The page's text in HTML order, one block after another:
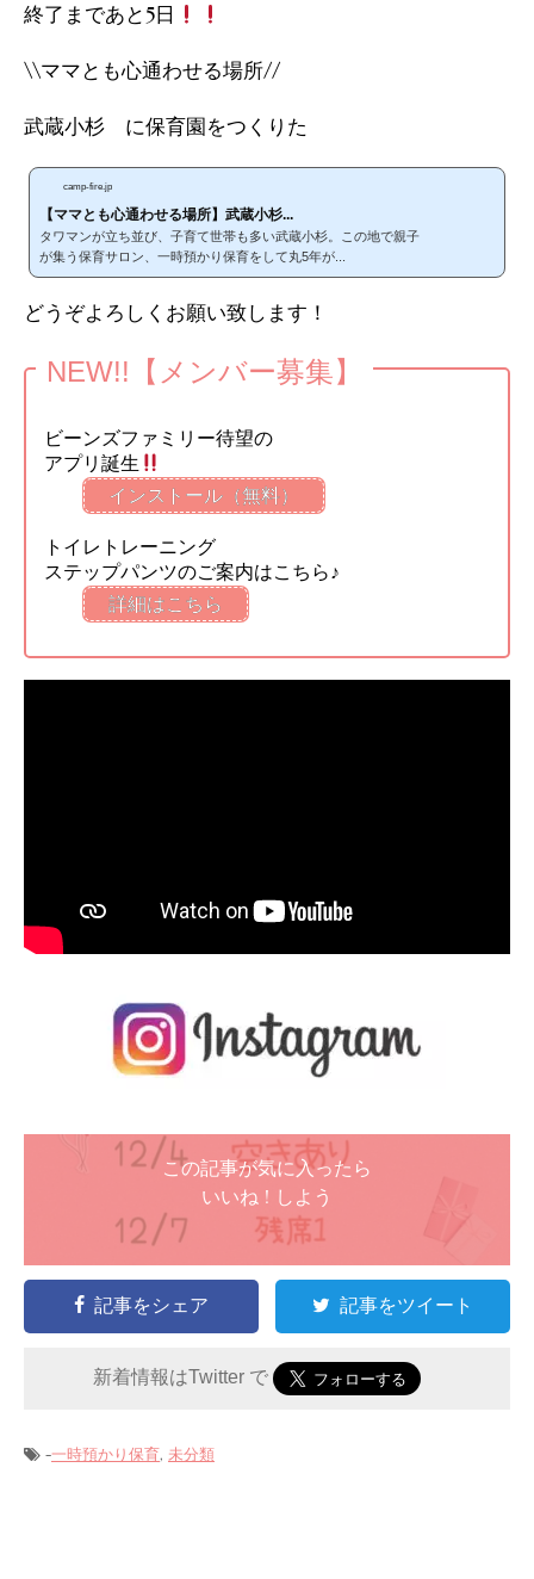
終了まであと5日
\\ママとも心通わせる場所//
武蔵小杉 に保育園をつくりた
camp-fire.jp
【ママとも心通わせる場所】武蔵小杉...
タワマンが立ち並び、子育て世帯も多い武蔵小杉。この地で親子
が集う保育サロン、一時預かり保育をして丸5年が...
どうぞよろしくお願い致します！
NEW!!【メンバー募集】
ビーンズファミリー待望の
アプリ誕生
インストール（無料）
トイレトレーニング
ステップパンツのご案内はこちら♪
詳細はこちら
この記事が気に入ったら
いいね ! しよう
記事をシェア 記事をツイート
新着情報はTwitter で
-一時預かり保育, 未分類